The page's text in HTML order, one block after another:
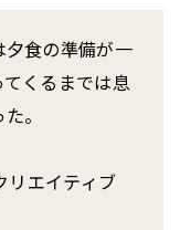
食の準備が一
くるまでは息
。
リエイティブ